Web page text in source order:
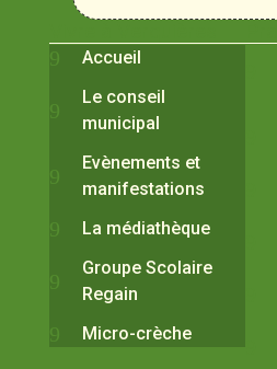
Accueil
Le conseil
municipal
Evènements et
manifestations
La médiathèque
Groupe Scolaire
Regain
Micro-crèche